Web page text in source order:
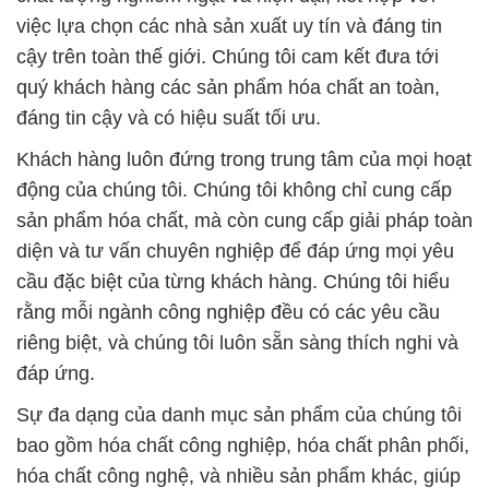
việc lựa chọn các nhà sản xuất uy tín và đáng tin
cậy trên toàn thế giới. Chúng tôi cam kết đưa tới
quý khách hàng các sản phẩm hóa chất an toàn,
đáng tin cậy và có hiệu suất tối ưu.
Khách hàng luôn đứng trong trung tâm của mọi hoạt
động của chúng tôi. Chúng tôi không chỉ cung cấp
sản phẩm hóa chất, mà còn cung cấp giải pháp toàn
diện và tư vấn chuyên nghiệp để đáp ứng mọi yêu
cầu đặc biệt của từng khách hàng. Chúng tôi hiểu
rằng mỗi ngành công nghiệp đều có các yêu cầu
riêng biệt, và chúng tôi luôn sẵn sàng thích nghi và
đáp ứng.
Sự đa dạng của danh mục sản phẩm của chúng tôi
bao gồm hóa chất công nghiệp, hóa chất phân phối,
hóa chất công nghệ, và nhiều sản phẩm khác, giúp